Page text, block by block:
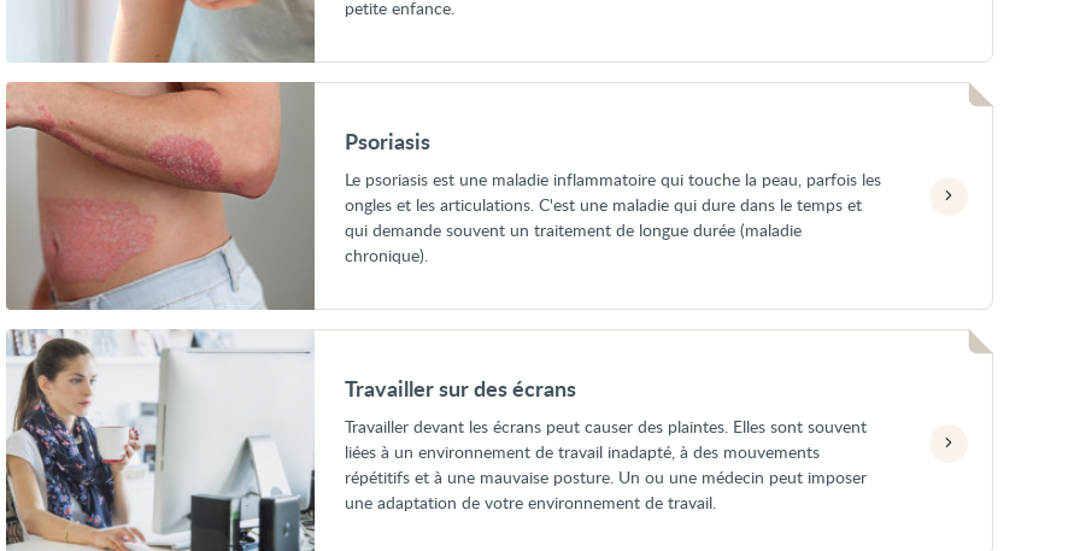
petite enfance.
Voir
Psoriasis
Psoriasis
Le psoriasis est une maladie inflammatoire qui touche la peau, parfois les
ongles et les articulations. C'est une maladie qui dure dans le temps et
qui demande souvent un traitement de longue durée (maladie
chronique).
Voir
Travailler
sur
des
écrans
Travailler sur des écrans
Travailler devant les écrans peut causer des plaintes. Elles sont souvent
liées à un environnement de travail inadapté, à des mouvements
répétitifs et à une mauvaise posture. Un ou une médecin peut imposer
une adaptation de votre environnement de travail.